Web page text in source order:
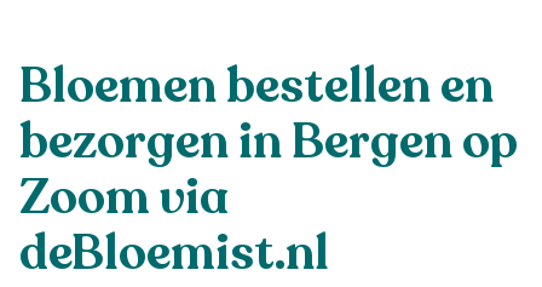
Bloemen bestellen en
bezorgen in Bergen op
Zoom via
deBloemist.nl